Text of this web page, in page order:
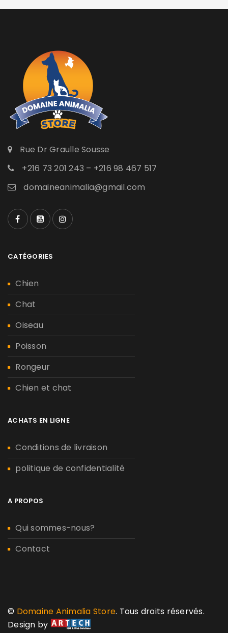
Rue Dr Graulle Sousse
+216 73 201 243 – +216 98 467 517
domaineanimalia@gmail.com
CATÉGORIES
Chien
Chat
Oiseau
Poisson
Rongeur
Chien et chat
ACHATS EN LIGNE
Conditions de livraison
politique de confidentialité
A PROPOS
Qui sommes-nous?
Contact
© Domaine Animalia Store. Tous droits réservés.
Design by